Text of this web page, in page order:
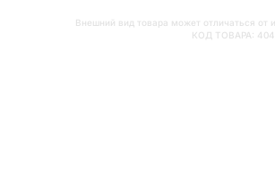
Внешний вид товара может отличаться от
КОД ТОВАРА: